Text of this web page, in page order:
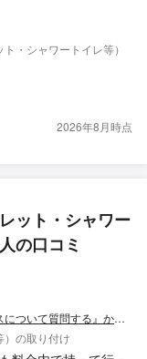
・シャワートイレ等）
2026年8月時点
ット・シャワー
の口コミ
★店長イマイが訪問します★即対応『このサービスについて質問する』からお問い合わせ
）の取り付け